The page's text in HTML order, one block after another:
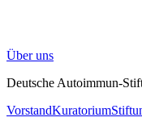
Über uns
Deutsche Autoimmun-
VorstandKuratorium